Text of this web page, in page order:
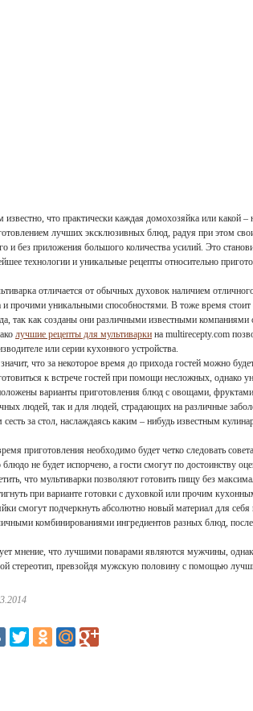
известно, что практически каждая домохозяйка или какой
лучших эксклюзивных блюд, радуя при этом
и без приложения большого количества усилий. Это
технологии и уникальные рецепты относительно
отличается от обычных духовок наличием
и прочими уникальными способностями. В тоже время
так как созданы они различными известными компаниями
лучшие рецепты для мультиварки на multirecepty.com
или серии кухонного устройства.
что за некоторое время до прихода гостей можно
к встрече гостей при помощи несложных, однако
варианты приготовления блюд с овощами,
людей, так и для людей, страдающих на различные
сесть за стол, наслаждаясь каким – нибудь известным
приготовления необходимо будет четко следовать
блюдо не будет испорчено, а гости смогут по достоинству
что мультиварки позволяют готовить пищу без
при варианте готовки с духовкой или прочим
смогут подчеркнуть абсолютно новый материал для
комбинированиями ингредиентов разных блюд,
мнение, что лучшими поварами являются мужчины,
стереотип, превзойдя мужскую половину с помощью